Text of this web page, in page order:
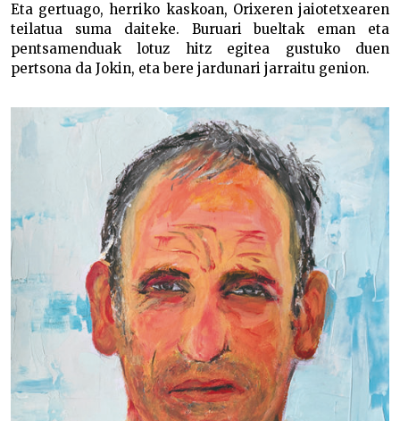
Eta gertuago, herriko kaskoan, Orixeren jaiotetxearen
teilatua suma daiteke. Buruari bueltak eman eta
pentsamenduak lotuz hitz egitea gustuko duen
pertsona da Jokin, eta bere jardunari jarraitu genion.